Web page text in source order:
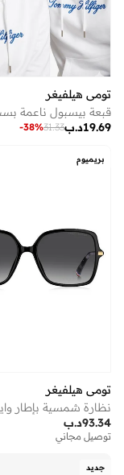
تومي هيلفيغر
د.ب19.69
31.33
-38%
بريميوم
تومي هيلفيغر
نظارة شمسية بإطار
د.ب93.34
توصيل مجاني
جديد